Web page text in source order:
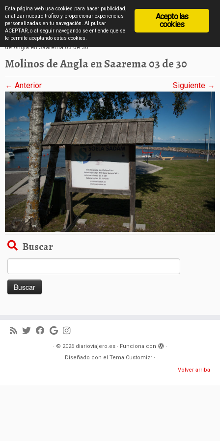
Saltar
al
contenido
diarioviajero.es
Inicio » Los molinos de Angla de la isla de Saarema en imágenes
de Angla en Saarema 03 de 30
Molinos de Angla en Saarema 03 de 30
← Anterior Siguiente →
Buscar
· © 2026 diarioviajero.es· Funciona con
·
Diseñado con el Tema Customizr ·
Volver arriba
Acepto las
cookies
Esta página web usa cookies para hacer publicidad,
analizar nuestro tráfico y proporcionar experiencias
personalizadas en tu navegación. Al pulsar
ACEPTAR, o al seguir navegando se entiende que se
le permite aceptando estas cookies.